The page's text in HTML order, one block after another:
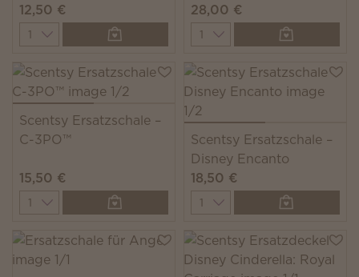
12,50 €
Quantity
28,00 €
Quantity
Scentsy Ersatzschale –
C-3PO™
15,50 €
Quantity
Scentsy Ersatzschale –
Disney Encanto
18,50 €
Quantity